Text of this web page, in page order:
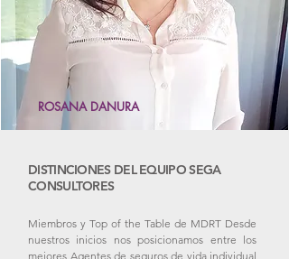
ROSANA DANURA
DISTINCIONES DEL EQUIPO SEGA
CONSULTORES
Miembros y Top of the Table de MDRT Desde
nuestros inicios nos posicionamos entre los
mejores Agentes de seguros de vida individual